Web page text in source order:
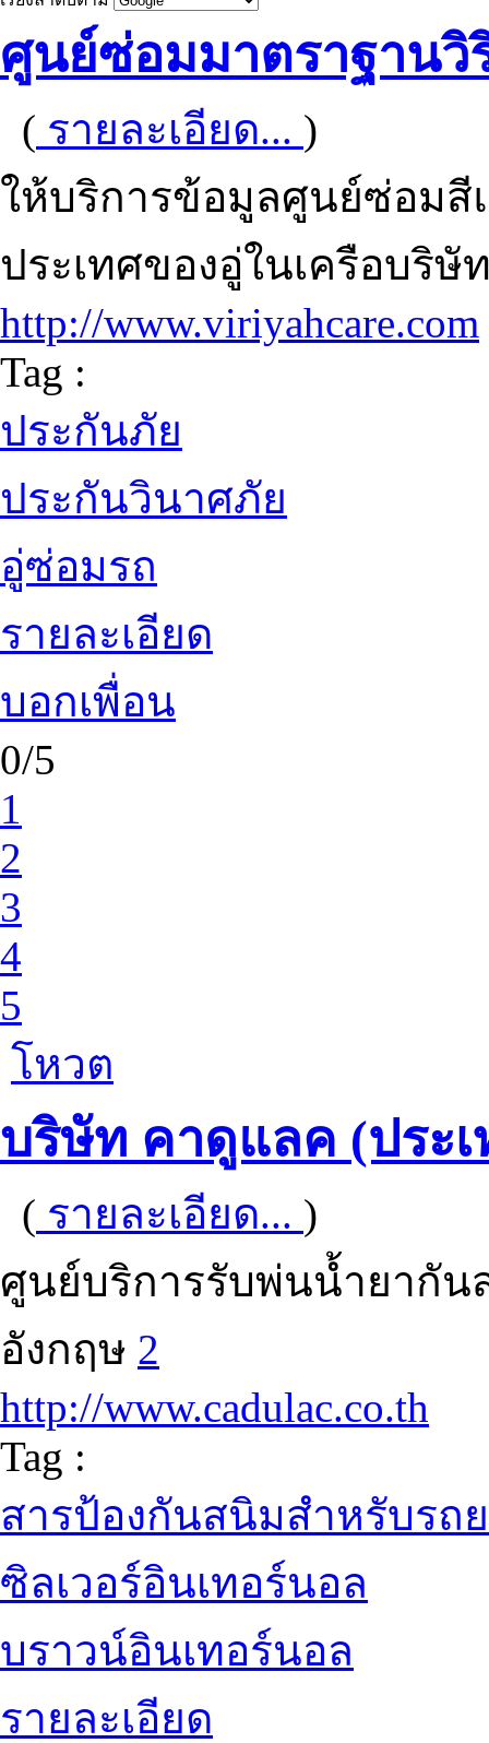
ศูนย์ซ่อมมาตราฐานวิ
( รายละเอียด... )
ให้บริการข้อมูลศูนย์ซ่อม
ประเทศของอู่ในเครือบริ
http://www.viriyahcare.com
Tag :
ประกันภัย
ประกันวินาศภัย
อู่ซ่อมรถ
รายละเอียด
บอกเพื่อน
0/5
1
2
3
4
5
โหวต
บริษัท คาดูแลค (ประ
( รายละเอียด... )
ศูนย์บริการรับพ่นน้ำยากัน
อังกฤษ 2
http://www.cadulac.co.th
Tag :
สารป้องกันสนิมสำหรับรถ
ซิลเวอร์อินเทอร์นอล
บราวน์อินเทอร์นอล
รายละเอียด